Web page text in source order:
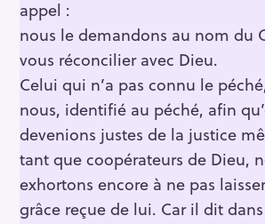
appel :
nous le demandons au nom du
vous réconcilier avec Dieu.
Celui qui n’a pas connu le
nous, identifié au péché, afin
devenions justes de la justice
tant que coopérateurs de Dieu,
exhortons encore à ne pas
grâce reçue de lui. Car il dit dans